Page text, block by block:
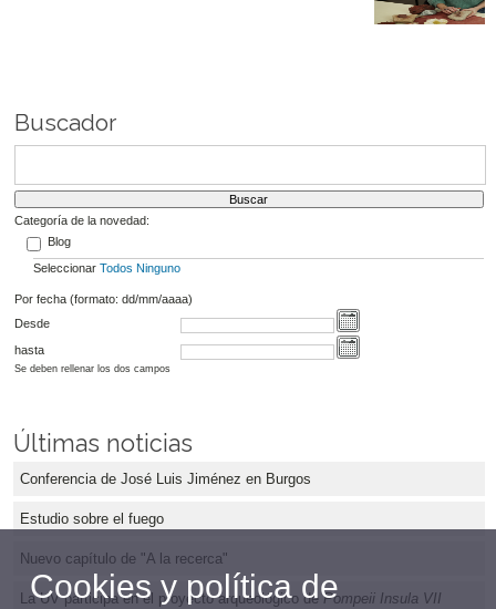
Buscador
Categoría de la novedad:
Blog
Seleccionar Todos Ninguno
Por fecha (formato: dd/mm/aaaa)
Desde
hasta
Se deben rellenar los dos campos
Últimas noticias
Conferencia de José Luis Jiménez en Burgos
Estudio sobre el fuego
Nuevo capítulo de "A la recerca"
La UV participa en el proyecto arqueológico dePompeii Insula VII
Cookies y política de